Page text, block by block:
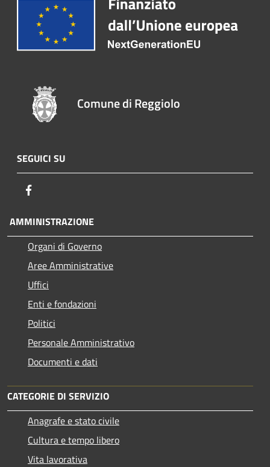
Comune di Reggiolo
SEGUICI SU
AMMINISTRAZIONE
Organi di Governo
Aree Amministrative
Uffici
Enti e fondazioni
Politici
Personale Amministrativo
Documenti e dati
CATEGORIE DI SERVIZIO
Anagrafe e stato civile
Cultura e tempo libero
Vita lavorativa